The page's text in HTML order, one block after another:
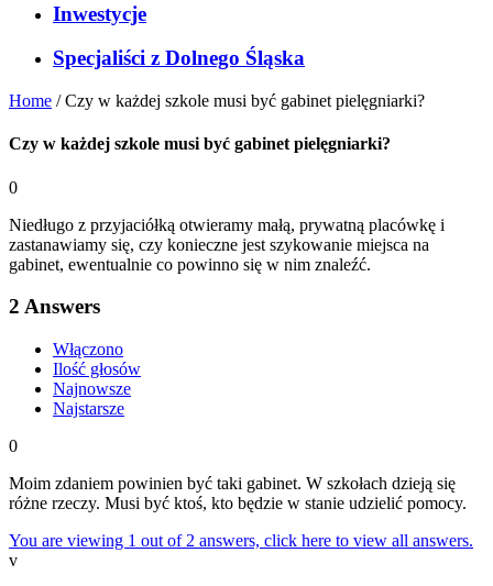
Inwestycje
Specjaliści z Dolnego Śląska
Home /Czy w każdej szkole musi być gabinet pielęgniarki?
Czy w każdej szkole musi być gabinet pielęgniarki?
0
Niedługo z przyjaciółką otwieramy małą, prywatną placówkę i
zastanawiamy się, czy konieczne jest szykowanie miejsca na
gabinet, ewentualnie co powinno się w nim znaleźć.
2 Answers
Włączono
Ilość głosów
Najnowsze
Najstarsze
0
Moim zdaniem powinien być taki gabinet. W szkołach dzieją się
różne rzeczy. Musi być ktoś, kto będzie w stanie udzielić pomocy.
You are viewing 1 out of 2 answers, click here to view all answers.
v